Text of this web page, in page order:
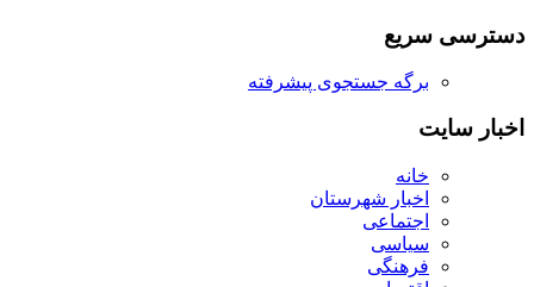
دسترسی سریع
برگه جستجوی پیشرفته
اخبار سایت
خانه
اخبار شهرستان
اجتماعی
سیاسی
فرهنگی